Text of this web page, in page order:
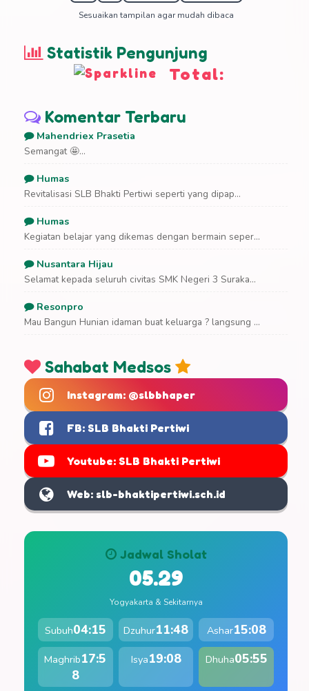
Sesuaikan tampilan agar mudah dibaca
Statistik Pengunjung
Total:
Komentar Terbaru
Mahendriex Prasetia
Semangat 🤩...
Humas
Revitalisasi SLB Bhakti Pertiwi seperti yang dipap...
Humas
Kegiatan belajar yang dikemas dengan bermain seper...
Nusantara Hijau
Selamat kepada seluruh civitas SMK Negeri 3 Suraka...
Resonpro
Mau Bangun Hunian idaman buat keluarga ? langsung ...
Sahabat Medsos
Instagram: @slbbhaper
FB: SLB Bhakti Pertiwi
Youtube: SLB Bhakti Pertiwi
Web: slb-bhaktipertiwi.sch.id
Jadwal Sholat
05.29
Yogyakarta & Sekitarnya
Subuh04:15 Dzuhur11:48 Ashar15:08
Maghrib17:5
8
Isya19:08 Dhuha05:55